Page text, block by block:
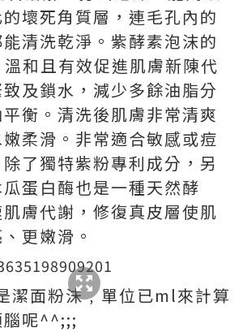
壞死角質層，連毛孔內的
清洗乾淨。紫酵素泡沫的
和且有效促進肌膚新陳代
及鎖水，減少多餘油脂分
衡。清洗後肌膚非常清爽
柔滑。非常適合敏感或痘
了獨特紫粉專利成分，另
蛋白酶也是一種天然酵
膚代謝，修復真皮層使肌
更嫩滑。
潔面粉沫﹐單位已ml來計算
腦呢^^;;;